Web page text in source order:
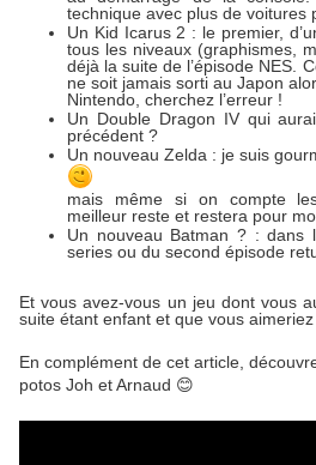
technique avec plus de voitures
Un Kid Icarus 2 : le premier,
tous les niveaux (graphismes,
déjà la suite de l’épisode NES.
ne soit jamais sorti au Japon
Nintendo, cherchez l’erreur !
Un Double Dragon IV qui
précédent ?
Un nouveau Zelda : je suis
mais même si on compte
meilleur reste et restera pour
Un nouveau Batman ? : dans
series ou du second épisode
Et vous avez-vous un jeu dont vous
suite étant enfant et que vous
En complément de cet article,
potos Joh et Arnaud 😊